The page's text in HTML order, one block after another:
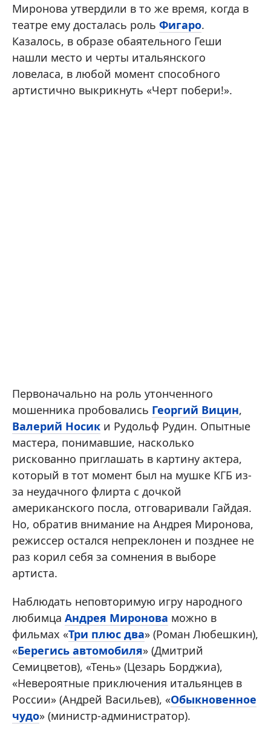
Миронова утвердили в то же время, когда в
театре ему досталась роль Фигаро.
Казалось, в образе обаятельного Геши
нашли место и черты итальянского
ловеласа, в любой момент способного
артистично выкрикнуть «Черт побери!».
Первоначально на роль утонченного
мошенника пробовались Георгий Вицин,
Валерий Носик и Рудольф Рудин. Опытные
мастера, понимавшие, насколько
рискованно приглашать в картину актера,
который в тот момент был на мушке КГБ из-
за неудачного флирта с дочкой
американского посла, отговаривали Гайдая.
Но, обратив внимание на Андрея Миронова,
режиссер остался непреклонен и позднее не
раз корил себя за сомнения в выборе
артиста.
Наблюдать неповторимую игру народного
любимца Андрея Миронова можно в
фильмах «Три плюс два» (Роман Любешкин),
«Берегись автомобиля» (Дмитрий
Семицветов), «Тень» (Цезарь Борджиа),
«Невероятные приключения итальянцев в
России» (Андрей Васильев), «Обыкновенное
чудо» (министр-администратор).